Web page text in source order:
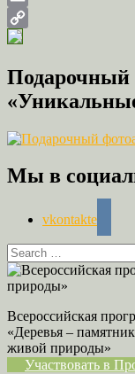
Email
Copy
Подарочный
Мы в
vkontakte
Всероссийская
«Деревья –
живой природы»
Участвовать в